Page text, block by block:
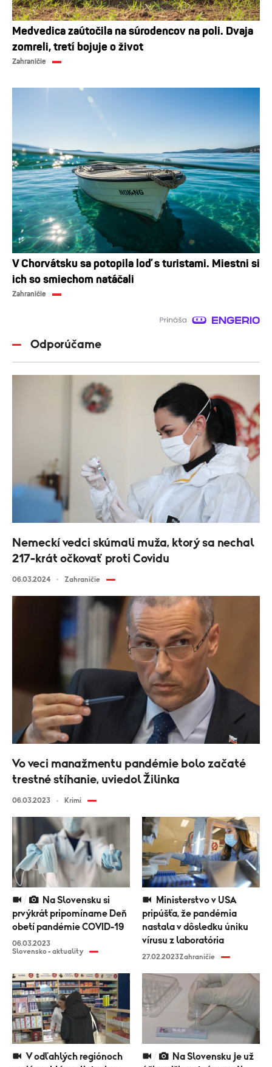
Medvedica zaútočila na súrodencov na poli. Dvaja
zomreli, tretí bojuje o život
Zahraničie
V Chorvátsku sa potopila loď s turistami. Miestni si
ich so smiechom natáčali
Zahraničie
Odporúčame
Nemeckí vedci skúmali muža, ktorý sa nechal
217-krát očkovať proti Covidu
06.03.2024 Zahraničie
Vo veci manažmentu pandémie bolo začaté
trestné stíhanie, uviedol Žilinka
06.03.2023 Krimi
prvýkrát pripomíname Deň
obetí pandémie COVID-19
06.03.2023
Slovensko - aktuality
pripúšťa, že pandémia
nastala v dôsledku úniku
vírusu z laboratória
27.02.2023Zahraničie